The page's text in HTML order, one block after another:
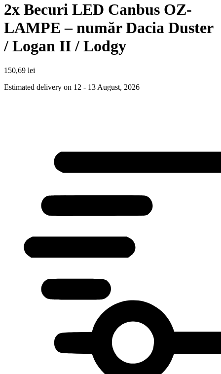
2x Becuri LED Canbus OZ-
LAMPE – număr Dacia Duster
/ Logan II / Lodgy
150,69 lei
Estimated delivery on 12 - 13 August, 2026